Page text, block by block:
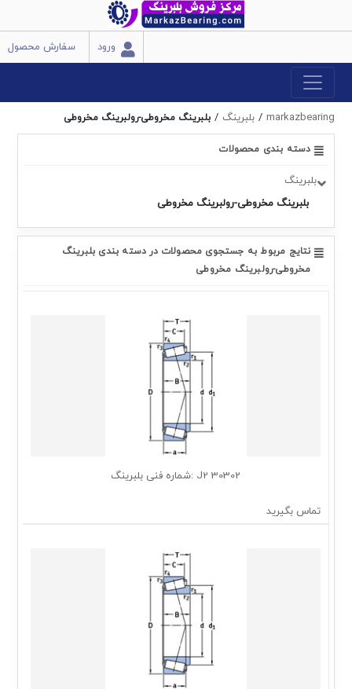
سفارش محصول ورود
markazbearing
/ بلبرینگ / بلبرینگ مخروطی-رولبرینگ مخروطی
دسته بندی محصولات
بلبرینگ
بلبرینگ مخروطی-رولبرینگ مخروطی
نتایج مربوط به جستجوی محصولات در دسته بندی بلبرینگ
مخروطی-رولبرینگ مخروطی
30302 J2 :شماره فنی بلبرینگ
تماس بگیرید